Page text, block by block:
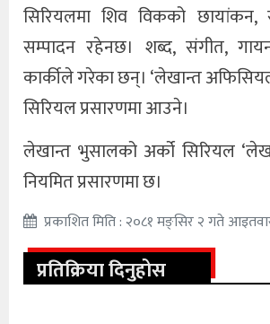
सिरियलमा शिव विकको छायांकन,
सम्पादन रहेनछ। शब्द, संगीत,
कार्कीले गरेका छन्। ‘लेखान्त
सिरियल प्रसारणमा आउने।
लेखान्त भुसालको अर्को सिरियल
नियमित प्रसारणमा छ।
प्रकाशित मिति : २०८१ मङ्सिर २ गते
प्रतिक्रिया दिनुहोस